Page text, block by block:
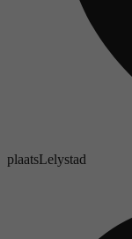
plaatsLelystad